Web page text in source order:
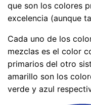
que son los colores
excelencia (aunque
Cada uno de los
mezclas es el color
primarios del otro
amarillo son los
verde y azul